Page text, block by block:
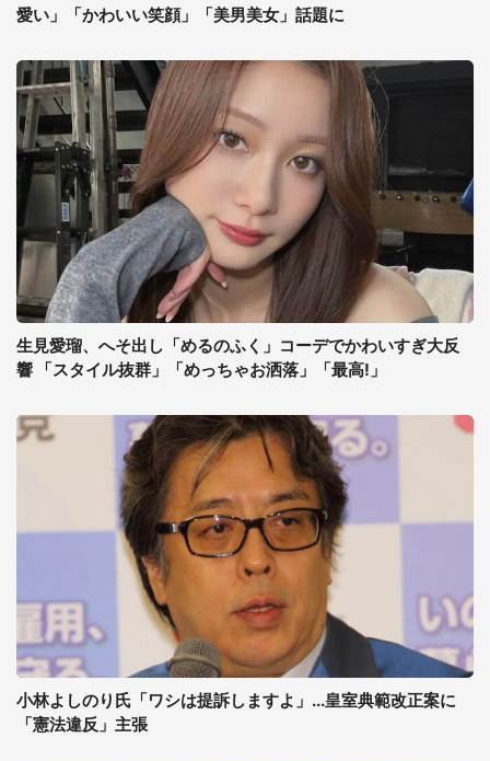
愛い」「かわいい笑顔」「美男美女」話題に
生見愛瑠、へそ出し「めるのふく」コーデでかわいすぎ大反
響 「スタイル抜群」「めっちゃお洒落」「最高!」
小林よしのり氏「ワシは提訴しますよ」...皇室典範改正案に
「憲法違反」主張